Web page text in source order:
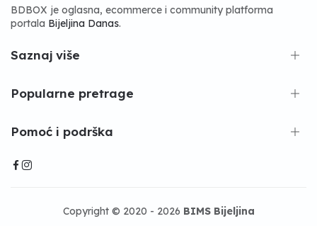
BDBOX je oglasna, ecommerce i community platforma
portala Bijeljina Danas.
Saznaj više
Popularne pretrage
Pomoć i podrška
Copyright © 2020 - 2026 BIMS Bijeljina